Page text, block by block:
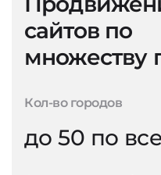
сайтов по
множеству
Кол-во городов
до 50 по